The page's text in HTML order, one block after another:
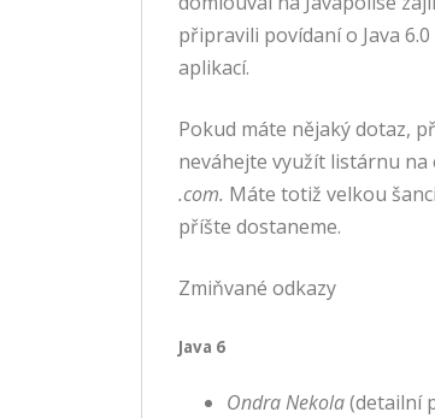
připravili povídaní o Java
aplikací.
Pokud máte nějaký dotaz,
neváhejte využít listárnu na
.com. Máte totiž velkou
příšte dostaneme.
Zmiňvané odkazy
Java 6
Ondra Nekola(detailní